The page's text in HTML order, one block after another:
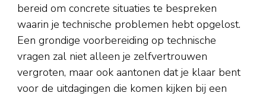
bereid om concrete situaties te bespreken
waarin je technische problemen hebt opgelost.
Een grondige voorbereiding op technische
vragen zal niet alleen je zelfvertrouwen
vergroten, maar ook aantonen dat je klaar bent
voor de uitdagingen die komen kijken bij een